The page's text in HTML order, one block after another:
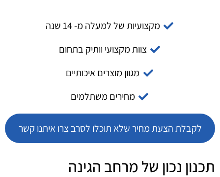
מקצועיות של למעלה מ- 14 שנה
צוות מקצועי וותיק בתחום
מגוון מוצרים איכותיים
מחירים משתלמים
לקבלת הצעת מחיר שלא תוכלו לסרב צרו איתנו קשר
תכנון נכון של מרחב הגינה